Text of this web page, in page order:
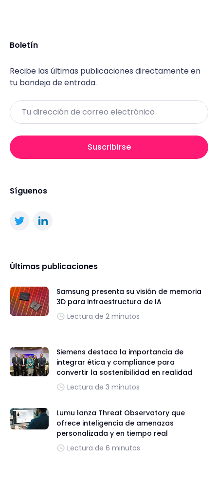
Boletín
Recibe las últimas publicaciones directamente en
tu bandeja de entrada.
Email
Suscribirse
Síguenos
Últimas publicaciones
Samsung presenta su visión de memoria
3D para infraestructura de IA
Lectura de 2 minutos
Siemens destaca la importancia de
integrar ética y compliance para
convertir la sostenibilidad en realidad
Lectura de 3 minutos
Lumu lanza Threat Observatory que
ofrece inteligencia de amenazas
personalizada y en tiempo real
Lectura de 6 minutos